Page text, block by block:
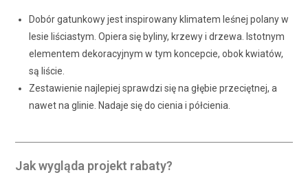
Dobór gatunkowy jest inspirowany klimatem leśnej polany w
lesie liściastym. Opiera się byliny, krzewy i drzewa. Istotnym
elementem dekoracyjnym w tym koncepcie, obok kwiatów,
są liście.
Zestawienie najlepiej sprawdzi się na głębie przeciętnej, a
nawet na glinie. Nadaje się do cienia i półcienia.
Jak wygląda projekt rabaty?